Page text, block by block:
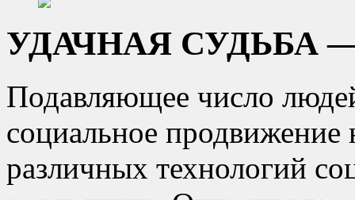
УДАЧНАЯ СУДЬБА
Подавляющее число
социальное продвижение
различных технологий